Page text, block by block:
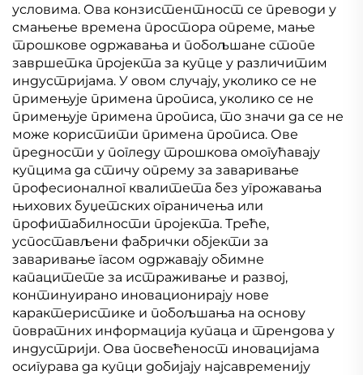
условима. Ова конзистентност се преводи у
смањење времена простора опреме, мање
трошкове одржавања и побољшане стопе
завршетка пројекта за купце у различитим
индустријама. У овом случају, уколико се не
примењује примена прописа, уколико се не
примењује примена прописа, то значи да се не
може користити примена прописа. Ове
предности у погледу трошкова омогућавају
купцима да стичу опрему за заваривање
професионалног квалитета без угрожавања
њихових буџетских ограничења или
профитабилности пројекта. Треће,
успостављени фабрички објекти за
заваривање гасом одржавају обимне
капацитете за истраживање и развој,
континуирано иновационирају нове
карактеристике и побољшања на основу
повратних информација купаца и трендова у
индустрији. Ова посвећеност иновацијама
осигурава да купци добијају најсавременију